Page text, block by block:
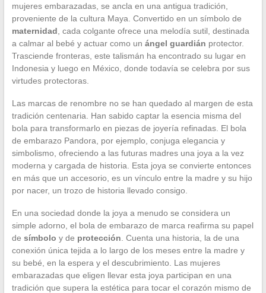
mujeres embarazadas, se ancla en una antigua tradición,
proveniente de la cultura Maya. Convertido en un símbolo de
maternidad , cada colgante ofrece una melodía sutil, destinada
a calmar al bebé y actuar como un ángel guardián protector.
Trasciende fronteras, este talismán ha encontrado su lugar en
Indonesia y luego en México, donde todavía se celebra por sus
virtudes protectoras.
Las marcas de renombre no se han quedado al margen de esta
tradición centenaria. Han sabido captar la esencia misma del
bola para transformarlo en piezas de joyería refinadas. El bola
de embarazo Pandora, por ejemplo, conjuga elegancia y
simbolismo, ofreciendo a las futuras madres una joya a la vez
moderna y cargada de historia. Esta joya se convierte entonces
en más que un accesorio, es un vínculo entre la madre y su hijo
por nacer, un trozo de historia llevado consigo.
En una sociedad donde la joya a menudo se considera un
simple adorno, el bola de embarazo de marca reafirma su papel
de símbolo y de protección . Cuenta una historia, la de una
conexión única tejida a lo largo de los meses entre la madre y
su bebé, en la espera y el descubrimiento. Las mujeres
embarazadas que eligen llevar esta joya participan en una
tradición que supera la estética para tocar el corazón mismo de